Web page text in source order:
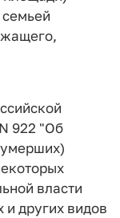
922 "Об
власти
других видов